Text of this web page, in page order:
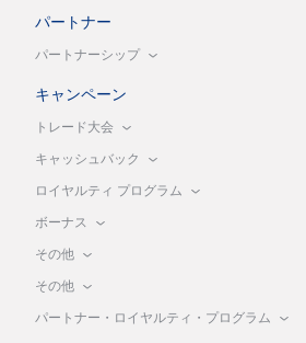
パートナー
パートナーシップ
キャンペーン
トレード大会
キャッシュバック
ロイヤルティ プログラム
ボーナス
その他
その他
パートナー・ロイヤルティ・プログラム